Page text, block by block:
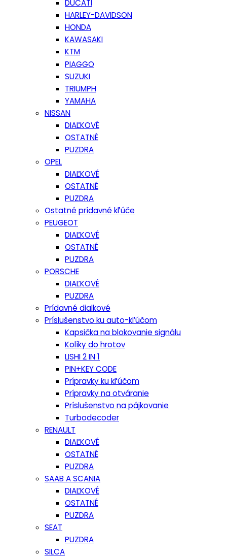
DUCATI
HARLEY-DAVIDSON
HONDA
KAWASAKI
KTM
PIAGGO
SUZUKI
TRIUMPH
YAMAHA
NISSAN
DIAĽKOVÉ
OSTATNÉ
PUZDRA
OPEL
DIAĽKOVÉ
OSTATNÉ
PUZDRA
Ostatné prídavné kľúče
PEUGEOT
DIAĽKOVÉ
OSTATNÉ
PUZDRA
PORSCHE
DIAĽKOVÉ
PUZDRA
Prídavné dialkové
Príslušenstvo ku auto-kľúčom
Kapsička na blokovanie signálu
Kolíky do hrotov
LISHI 2 IN 1
PIN+KEY CODE
Prípravky ku kľúčom
Prípravky na otváranie
Príslušenstvo na pájkovanie
Turbodecoder
RENAULT
DIAĽKOVÉ
OSTATNÉ
PUZDRA
SAAB A SCANIA
DIAĽKOVÉ
OSTATNÉ
PUZDRA
SEAT
PUZDRA
SILCA